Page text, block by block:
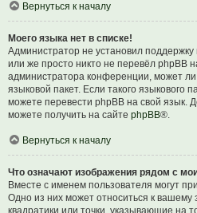
Вернуться к началу
Моего языка нет в списке!
Администратор не установил
или же просто никто не перевёл phpBB
администратора конференции, может
языковой пакет. Если такого языкового
можете перевести phpBB на свой
можете получить на сайте phpBB®.
Вернуться к началу
Что означают изображения рядом с
Вместе с именем пользователя могут
Одно из них может относиться к вашему
квадратики или точки, указывающие на